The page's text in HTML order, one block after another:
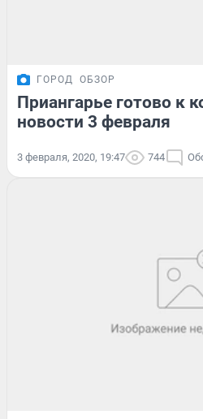
ГОРОД ОБЗОР
Приангарье готово к
новости 3 февраля
3 февраля, 2020, 19:47 744